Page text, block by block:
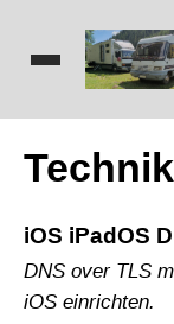
Technik
iOS iPadOS
DNS over TLS
iOS einrichten.